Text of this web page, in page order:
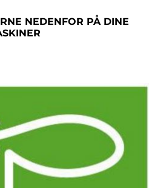
NEDENFOR PÅ DINE